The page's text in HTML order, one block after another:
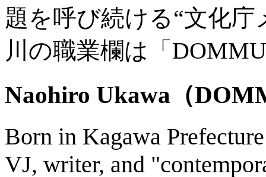
題を呼び続ける“文化
川の職業欄は「
Naohiro Ukawa （
Born in Kagawa
VJ, writer, and